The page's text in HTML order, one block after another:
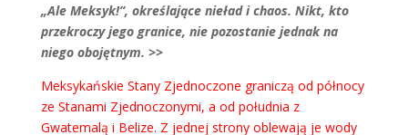
„Ale Meksyk!”, określające nieład i chaos. Nikt, kto
przekroczy jego granice, nie pozostanie jednak na
niego obojętnym. >>
Meksykańskie Stany Zjednoczone graniczą od północy
ze Stanami Zjednoczonymi, a od południa z
Gwatemalą i Belize. Z jednej strony oblewają je wody